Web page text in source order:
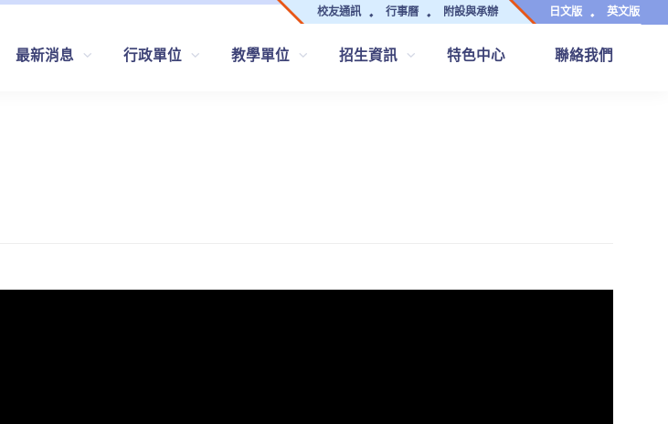
校友通訊 行事曆 附設與承辦 日文版 英文版
最新消息 行政單位 教學單位 招生資訊 特色中心 聯絡我們